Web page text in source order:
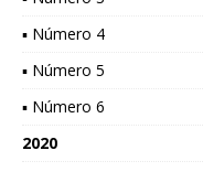
▪ Número 4
▪ Número 5
▪ Número 6
2020